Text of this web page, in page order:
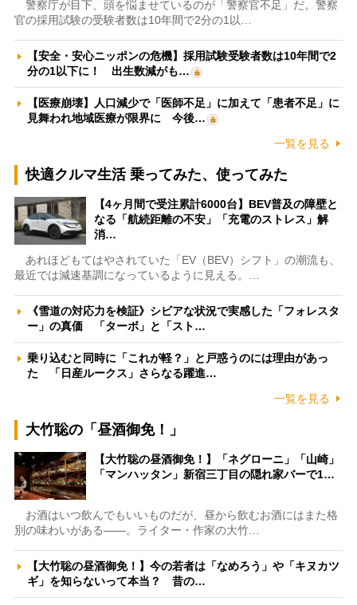
警察庁が目下、頭を悩ませているのが「警察官不足」だ。警察
官の採用試験の受験者数は10年間で2分の1以…
【安全・安心ニッポンの危機】採用試験受験者数は10年間で2
分の1以下に！ 出生数減がも…
【医療崩壊】人口減少で「医師不足」に加えて「患者不足」に
見舞われ地域医療が限界に 今後…
一覧を見る
快適クルマ生活 乗ってみた、使ってみた
【4ヶ月間で受注累計6000台】BEV普及の障壁と
なる「航続距離の不安」「充電のストレス」解
消…
あれほどもてはやされていた「EV（BEV）シフト」の潮流も、
最近では減速基調になっているように見える。…
《雪道の対応力を検証》シビアな状況で実感した「フォレスタ
ー」の真価 「ターボ」と「スト…
乗り込むと同時に「これが軽？」と戸惑うのには理由があっ
た 「日産ルークス」さらなる躍進…
一覧を見る
大竹聡の「昼酒御免！」
【大竹聡の昼酒御免！】「ネグローニ」「山崎」
「マンハッタン」新宿三丁目の隠れ家バーで1…
お酒はいつ飲んでもいいものだが、昼から飲むお酒にはまた格
別の味わいがある――。ライター・作家の大竹…
【大竹聡の昼酒御免！】今の若者は「なめろう」や「キヌカツ
ギ」を知らないって本当？ 昔の…